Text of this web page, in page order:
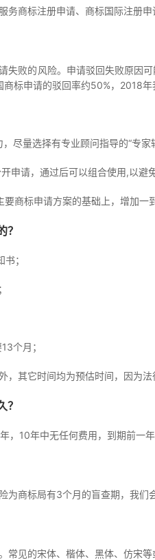
务商标注册申请、商标国际注册
失败的风险。申请驳回失败原因
标申请的驳回率约50%，2018
尽量选择有专业顾问指导的“专家
申请，通过后可以组合使用,以避
商标申请方案的基础上，增加一
？
；
个月；
，其它时间均为预估时间，因为
，10年中无任何费用，到期前一年
为商标局有3个月的盲查期，我们
常见的宋体、楷体、黑体、仿宋